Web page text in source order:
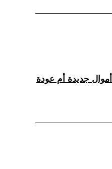
جديدة أم عودة